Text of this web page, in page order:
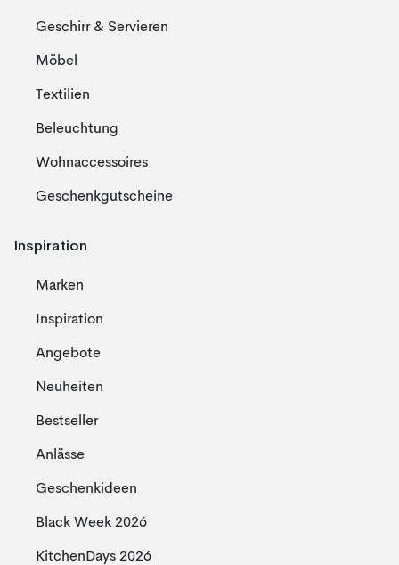
Geschirr & Servieren
Möbel
Textilien
Beleuchtung
Wohnaccessoires
Geschenkgutscheine
Inspiration
Marken
Inspiration
Angebote
Neuheiten
Bestseller
Anlässe
Geschenkideen
Black Week 2026
KitchenDays 2026